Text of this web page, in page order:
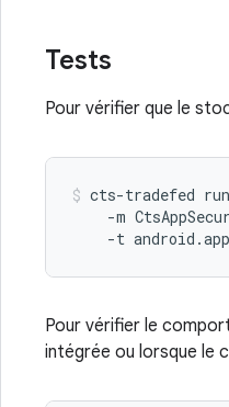
Tests
Pour vérifier que le
cts-tradefed run
-m
-t
Pour vérifier le
intégrée ou lorsque le